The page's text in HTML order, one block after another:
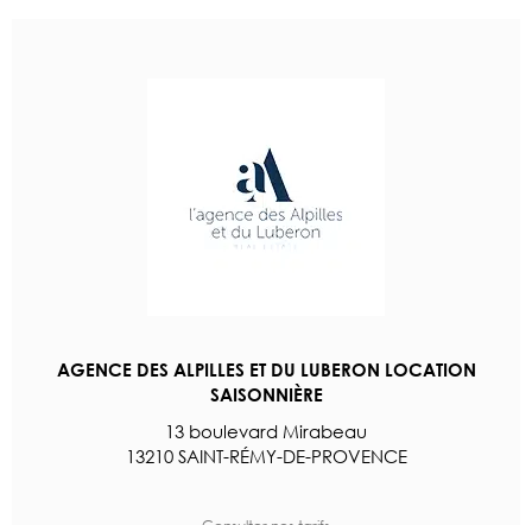
AGENCE DES ALPILLES ET DU LUBERON LOCATION
SAISONNIÈRE
13 boulevard Mirabeau
13210 SAINT-RÉMY-DE-PROVENCE